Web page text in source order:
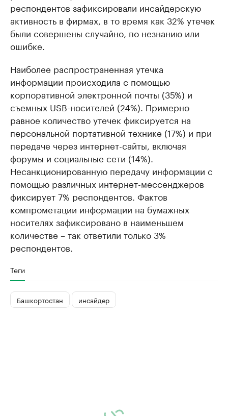
респондентов зафиксировали инсайдерскую
активность в фирмах, в то время как 32% утечек
были совершены случайно, по незнанию или
ошибке.
Наиболее распространенная утечка
информации происходила с помощью
корпоративной электронной почты (35%) и
съемных USB-носителей (24%). Примерно
равное количество утечек фиксируется на
персональной портативной технике (17%) и при
передаче через интернет-сайты, включая
форумы и социальные сети (14%).
Несанкционированную передачу информации с
помощью различных интернет-мессенджеров
фиксирует 7% респондентов. Фактов
компрометации информации на бумажных
носителях зафиксировано в наименьшем
количестве – так ответили только 3%
респондентов.
Теги
Башкортостан инсайдер